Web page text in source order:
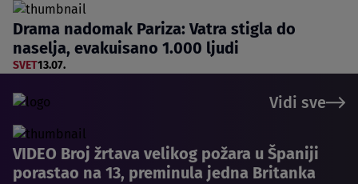
Drama nadomak Pariza: Vatra stigla do
naselja, evakuisano 1.000 ljudi
SVET13.07.
Vidi sve
VIDEO Broj žrtava velikog požara u Španiji
porastao na 13, preminula jedna Britanka